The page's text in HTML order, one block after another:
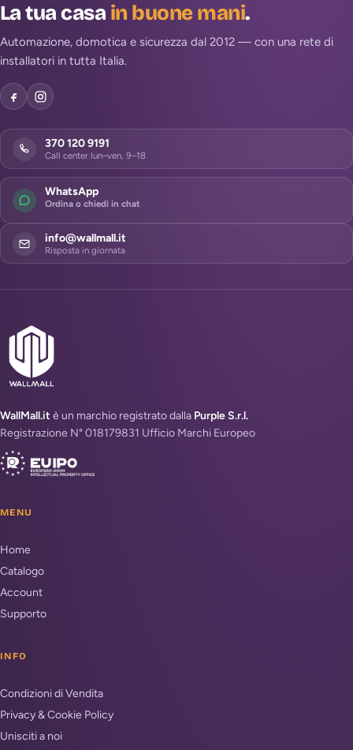
La tua casain buone mani.
Automazione, domotica e sicurezza dal 2012 — con una rete di
installatori in tutta Italia.
370 120 9191
Call center lun–ven, 9–18
WhatsApp
Ordina o chiedi in chat
info@wallmall.it
Risposta in giornata
WallMall.it è un marchio registrato dalla Purple S.r.l.
Registrazione N° 018179831 Ufficio Marchi Europeo
MENU
Home
Catalogo
Account
Supporto
INFO
Condizioni di Vendita
Privacy & Cookie Policy
Unisciti a noi